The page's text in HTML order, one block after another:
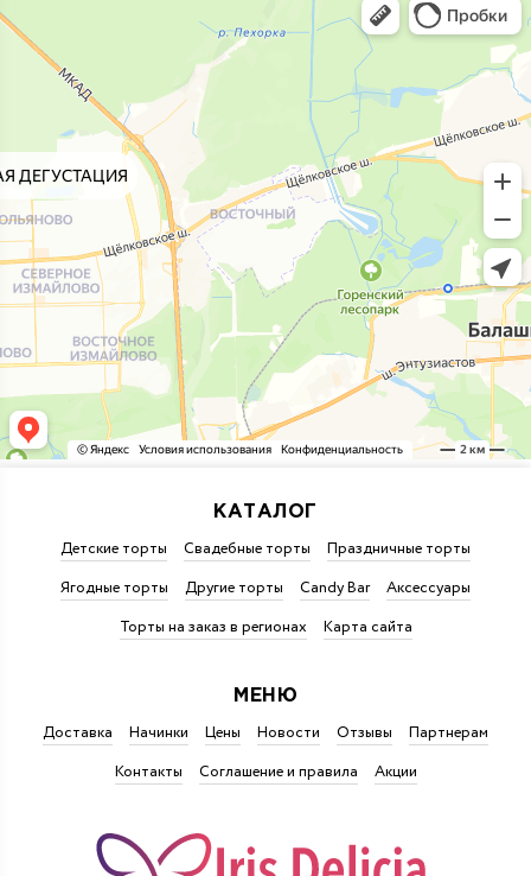
КАТАЛОГ
Детские торты Свадебные торты
Праздничные торты
Ягодные торты
Другие торты Candy Bar
Аксессуары
Торты на заказ в регионах
Карта сайта
МЕНЮ
Доставка Начинки Цены Новости Отзывы
Партнерам
Контакты
Соглашение и правила Акции